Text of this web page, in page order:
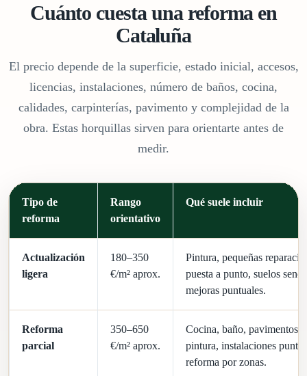
Cuánto cuesta una reforma en
Cataluña
El precio depende de la superficie, estado inicial, accesos,
licencias, instalaciones, número de baños, cocina,
calidades, carpinterías, pavimento y complejidad de la
obra. Estas horquillas sirven para orientarte antes de
medir.
Tipo de
reforma
Rango
orientativo
Qué suele incluir
Actualización
ligera
180–350
€/m² aprox.
Pintura, pequeñas
puesta a punto, suelos
mejoras puntuales.
Reforma
parcial
350–650
€/m² aprox.
Cocina, baño, pavimentos,
pintura, instalaciones
reforma por zonas.